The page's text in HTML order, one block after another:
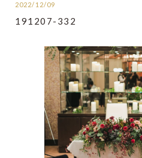
2022/12/09
191207-332